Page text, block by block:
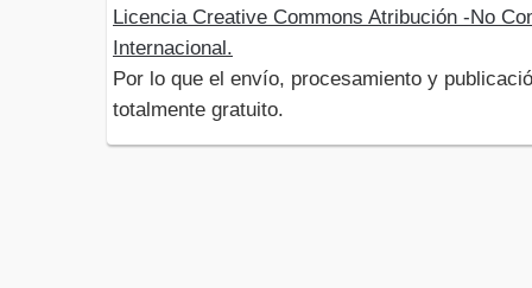
Licencia Creative Commons Atribución -No
Internacional.
Por lo que el envío, procesamiento y
totalmente gratuito.